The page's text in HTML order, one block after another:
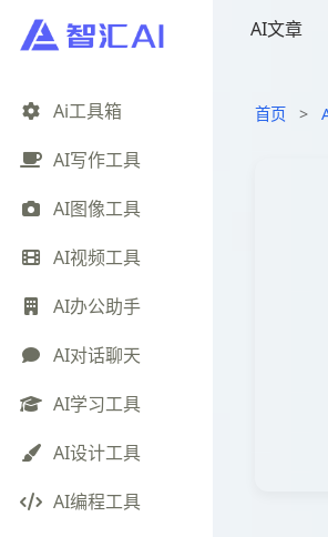
Ai工具箱
AI写作工具
AI图像工具
AI视频工具
AI办公助手
AI对话聊天
AI学习工具
AI设计工具
AI编程工具
AI文章
首页 >